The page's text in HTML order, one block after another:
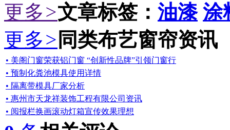
更多>文章标签： 油漆 涂
更多> 同类布艺窗帘资讯
• 美阁门窗荣获铝门窗 “创新性品牌”引领门窗行
• 预制化粪池模具使用详情
• 隔离带模具厂家分析
• 惠州市天龙祥装饰工程有限公司资讯
• 阅报栏换画滚动灯箱宣传效果理想